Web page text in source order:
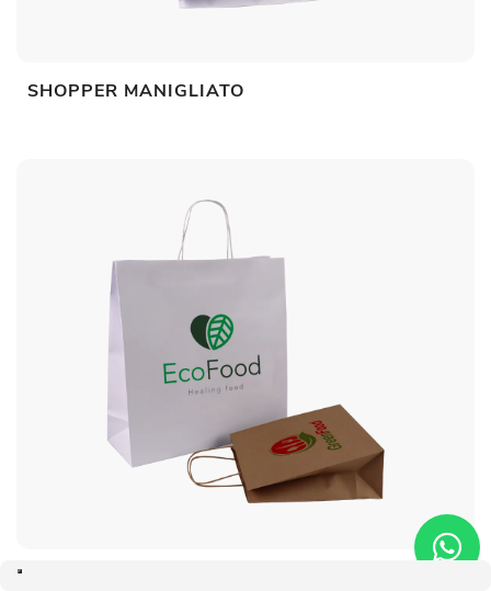
SHOPPER MANIGLIATO